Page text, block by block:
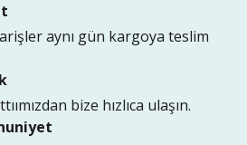
aynı gün kargoya teslim
bize hızlıca ulaşın.